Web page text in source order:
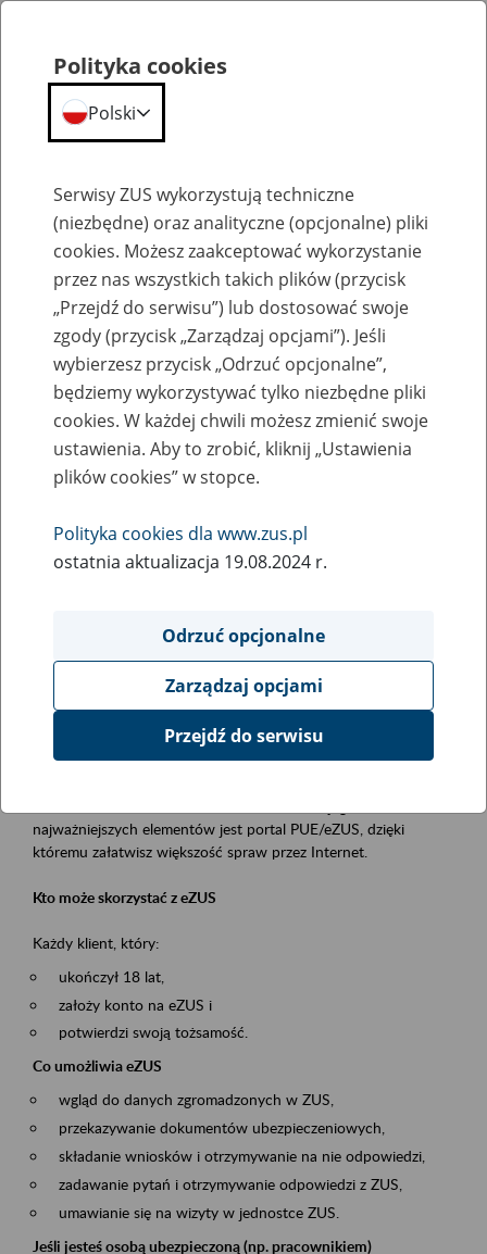
Szkolenia
Zaproś ZUS do siebie - zakładanie profili
eZUS w siedzibie Twojej firmy
Rodzaj wydarzenia
Szkolenia
Obszar merytoryczny
obsługa klientów
Opis wydarzenia
Platforma Usług Elektronicznych ZUS eZUS
najważniejszych elementów jest portal PUE/eZUS, dzięki
któremu załatwisz większość spraw przez Internet.
Kto może skorzystać z eZUS
Każdy klient, który:
ukończył 18 lat,
założy konto na eZUS i
potwierdzi swoją tożsamość.
Co umożliwia eZUS
wgląd do danych zgromadzonych w ZUS,
przekazywanie dokumentów ubezpieczeniowych,
składanie wniosków i otrzymywanie na nie odpowiedzi,
zadawanie pytań i otrzymywanie odpowiedzi z ZUS,
umawianie się na wizyty w jednostce ZUS.
Jeśli jesteś osobą ubezpieczoną (np. pracownikiem)
Polityka cookies
Polski
Serwisy ZUS wykorzystują techniczne
(niezbędne) oraz analityczne (opcjonalne) pliki
cookies. Możesz zaakceptować wykorzystanie
przez nas wszystkich takich plików (przycisk
„Przejdź do serwisu”) lub dostosować swoje
zgody (przycisk „Zarządzaj opcjami”). Jeśli
wybierzesz przycisk „Odrzuć opcjonalne”,
będziemy wykorzystywać tylko niezbędne pliki
cookies. W każdej chwili możesz zmienić swoje
ustawienia. Aby to zrobić, kliknij „Ustawienia
plików cookies” w stopce.
Polityka cookies dla www.zus.pl
ostatnia aktualizacja 19.08.2024 r.
Odrzuć opcjonalne
Zarządzaj opcjami
Przejdź do serwisu